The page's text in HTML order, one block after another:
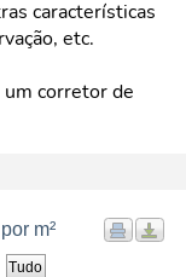
características
etc.
um corretor de
m²
Tudo